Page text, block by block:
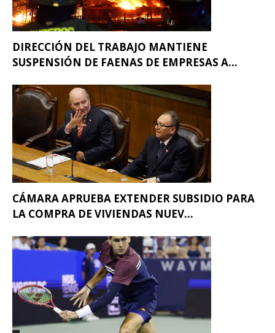
DIRECCIÓN DEL TRABAJO MANTIENE
SUSPENSIÓN DE FAENAS DE EMPRESAS A...
CÁMARA APRUEBA EXTENDER SUBSIDIO PARA
LA COMPRA DE VIVIENDAS NUEV...